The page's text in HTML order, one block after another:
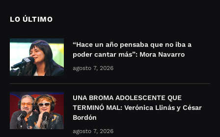
LO ÚLTIMO
“Hace un año pensaba que no iba a
poder cantar más”: Mora Navarro
agosto 7, 2026
UNA BROMA ADOLESCENTE QUE
TERMINÓ MAL: Verónica Llinás y César
Bordón
agosto 7, 2026